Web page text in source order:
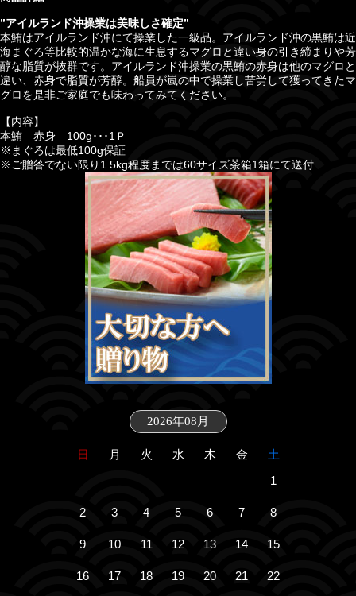
”アイルランド沖操業は美味しさ確定”
本鮪はアイルランド沖にて操業した一級品。アイルランド沖の黒鮪は近
海まぐろ等比較的温かな海に生息するマグロと違い身の引き締まりや芳
醇な脂質が抜群です。アイルランド沖操業の黒鮪の赤身は他のマグロと
違い、赤身で脂質が芳醇。船員が嵐の中で操業し苦労して獲ってきたマ
グロを是非ご家庭でも味わってみてください。
【内容】
本鮪 赤身 100g･･･1Ｐ
※まぐろは最低100g保証
※ご贈答でない限り1.5kg程度までは60サイズ茶箱1箱にて送付
2026年08月
日 月 火 水 木 金
土
1
2 3 4 5 6 7 8
9 10 11 12 13 14 15
16 17 18 19 20 21 22